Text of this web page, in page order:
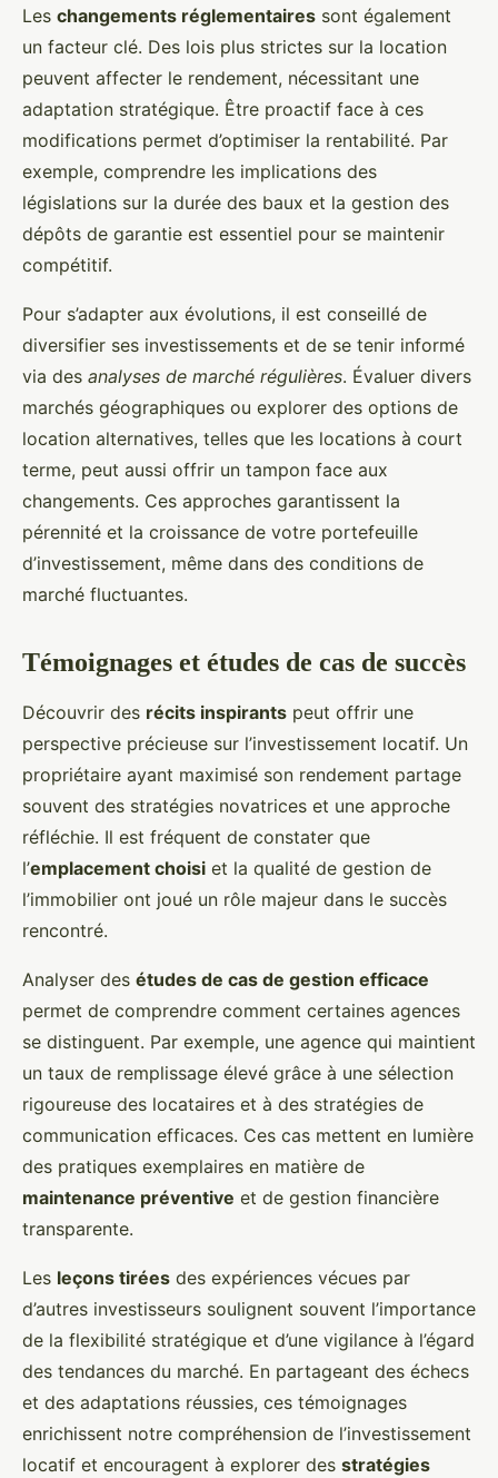
Les changements réglementaires sont également
un facteur clé. Des lois plus strictes sur la location
peuvent affecter le rendement, nécessitant une
adaptation stratégique. Être proactif face à ces
modifications permet d’optimiser la rentabilité. Par
exemple, comprendre les implications des
législations sur la durée des baux et la gestion des
dépôts de garantie est essentiel pour se maintenir
compétitif.
Pour s’adapter aux évolutions, il est conseillé de
diversifier ses investissements et de se tenir informé
via des analyses de marché régulières. Évaluer divers
marchés géographiques ou explorer des options de
location alternatives, telles que les locations à court
terme, peut aussi offrir un tampon face aux
changements. Ces approches garantissent la
pérennité et la croissance de votre portefeuille
d’investissement, même dans des conditions de
marché fluctuantes.
Témoignages et études de cas de succès
Découvrir des récits inspirants peut offrir une
perspective précieuse sur l’investissement locatif. Un
propriétaire ayant maximisé son rendement partage
souvent des stratégies novatrices et une approche
réfléchie. Il est fréquent de constater que
l’emplacement choisi et la qualité de gestion de
l’immobilier ont joué un rôle majeur dans le succès
rencontré.
Analyser des études de cas de gestion efficace
permet de comprendre comment certaines agences
se distinguent. Par exemple, une agence qui maintient
un taux de remplissage élevé grâce à une sélection
rigoureuse des locataires et à des stratégies de
communication efficaces. Ces cas mettent en lumière
des pratiques exemplaires en matière de
maintenance préventive et de gestion financière
transparente.
Les leçons tirées des expériences vécues par
d’autres investisseurs soulignent souvent l’importance
de la flexibilité stratégique et d’une vigilance à l’égard
des tendances du marché. En partageant des échecs
et des adaptations réussies, ces témoignages
enrichissent notre compréhension de l’investissement
locatif et encouragent à explorer des stratégies